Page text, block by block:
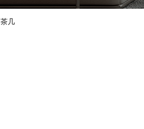
茶几